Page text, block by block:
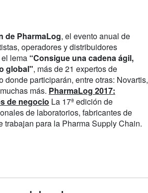
de PharmaLog, el evento anual de
operadores y distribuidores
lema “Consigue una cadena ágil,
global", más de 21 expertos de
participarán, entre otras: Novartis,
más. PharmaLog 2017:
de negocio La 17ª edición de
de laboratorios, fabricantes de
trabajan para la Pharma Supply Chain.